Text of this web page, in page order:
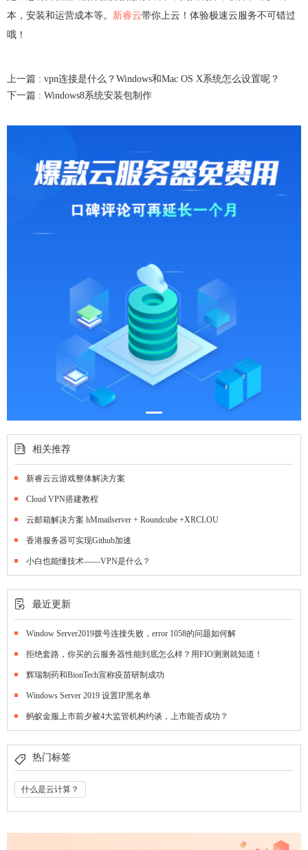
本，安装和运营成本等。 新睿云带你上云！体验极速云服务不可错过
哦！
上一篇 : vpn连接是什么？Windows和Mac OS X系统怎么设置呢？
下一篇 : Windows8系统安装包制作
相关推荐
新睿云云游戏整体解决方案
Cloud VPN搭建教程
云邮箱解决方案 hMmailserver + Roundcube +XRCLOU
香港服务器可实现Github加速
小白也能懂技术——VPN是什么？
最近更新
Window Server2019拨号连接失败，error 1058的问题如何解
拒绝套路，你买的云服务器性能到底怎么样？用FIO测测就知道！
辉瑞制药和BionTech宣称疫苗研制成功
Windows Server 2019 设置IP黑名单
蚂蚁金服上市前夕被4大监管机构约谈，上市能否成功？
热门标签
什么是云计算？